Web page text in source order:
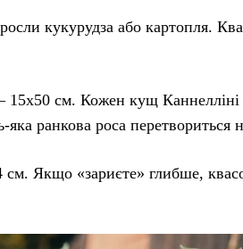
кукурудза або картопля.
см. Кожен кущ Каннелліні
ранкова роса перетвориться
Якщо «зариєте» глибше,